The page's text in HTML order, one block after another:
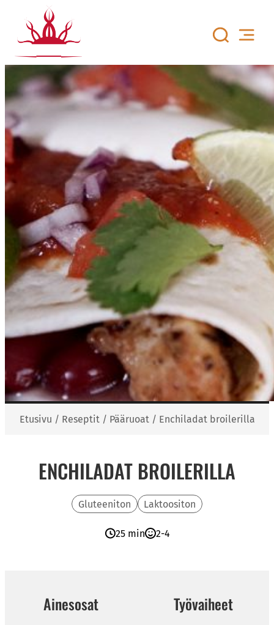
sisältöön
Etusivu / Reseptit / Pääruoat / Enchiladat broilerilla
ENCHILADAT BROILERILLA
Gluteeniton Laktoositon
25 min 2-4
Ainesosat Työvaiheet